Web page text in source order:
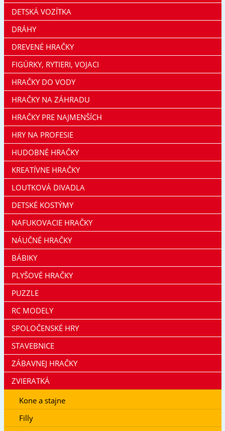
DETSKÁ VOZÍTKA
DRÁHY
DREVENÉ HRAČKY
FIGÚRKY, RYTIERI, VOJACI
HRAČKY DO VODY
HRAČKY NA ZÁHRADU
HRAČKY PRE NAJMENŠÍCH
HRY NA PROFESIE
HUDOBNÉ HRAČKY
KREATÍVNE HRAČKY
LOUTKOVÁ DIVADLA
DETSKÉ KOSTÝMY
NAFUKOVACIE HRAČKY
NÁUČNÉ HRAČKY
BÁBIKY
PLYŠOVÉ HRAČKY
PUZZLE
RC MODELY
SPOLOČENSKÉ HRY
STAVEBNICE
ZÁBAVNEJ HRAČKY
ZVIERATKÁ
Kone a stajne
Filly